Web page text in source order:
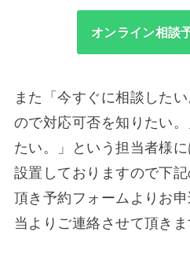
オンライン相談
また「今すぐに相談した
ので対応可否を知りたい
たい。」という担当者様
設置しておりますので下
頂き予約フォームよりお
当よりご連絡させて頂きま